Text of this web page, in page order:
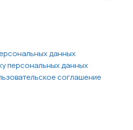
данных
персональных данных
соглашение